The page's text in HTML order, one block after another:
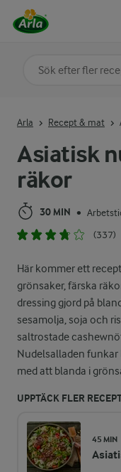
Asiatisk
räkor
30 MIN •
(337)
Här kommer ett
grönsaker, färska
dressing gjord på
sesamolja, soja och
saltrostade
Nudelsalladen funkar
med att blanda i
UPPTÄCK FLER
45 MIN
Arla Recept & mat
Sök på kategori